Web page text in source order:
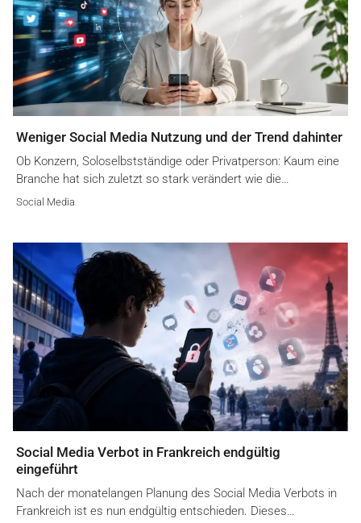
Weniger Social Media Nutzung und der Trend dahinter
Ob Konzern, Soloselbstständige oder Privatperson: Kaum eine
Branche hat sich zuletzt so stark verändert wie die…
Social Media
Social Media Verbot in Frankreich endgültig
eingeführt
Nach der monatelangen Planung des Social Media Verbots in
Frankreich ist es nun endgültig entschieden. Dieses…